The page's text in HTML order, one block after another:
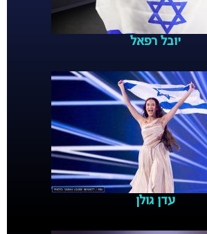
יובל רפאל
עדן גולן